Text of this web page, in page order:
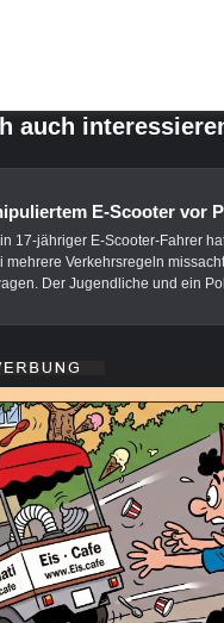
auch
E-Scooter vor
17-jähriger E-Scooter-Fahrer
Verkehrsregeln
Der Jugendliche und ein